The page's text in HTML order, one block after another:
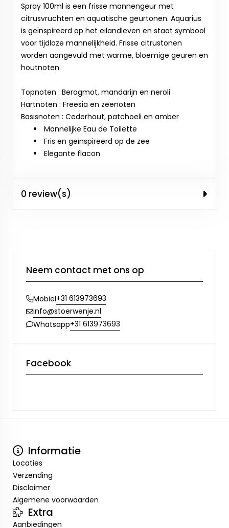
Spray 100ml is een frisse mannengeur met
citrusvruchten en aquatische geurtonen. Aquarius
is geïnspireerd op het eilandleven en staat symbool
voor tijdloze mannelijkheid. Frisse citrustonen
worden aangevuld met warme, bloemige geuren en
houtnoten.
Topnoten : Beragmot, mandarijn en neroli
Hartnoten : Freesia en zeenoten
Basisnoten : Cederhout, patchoeli en amber
Mannelijke Eau de Toilette
Fris en geïnspireerd op de zee
Elegante flacon
0 review(s)
Neem contact met ons op
Mobiel+31 613973693
info@stoerwenje.nl
Whatsapp+31 613973693
Facebook
Informatie
Locaties
Verzending
Disclaimer
Algemene voorwaarden
Extra
Aanbiedingen